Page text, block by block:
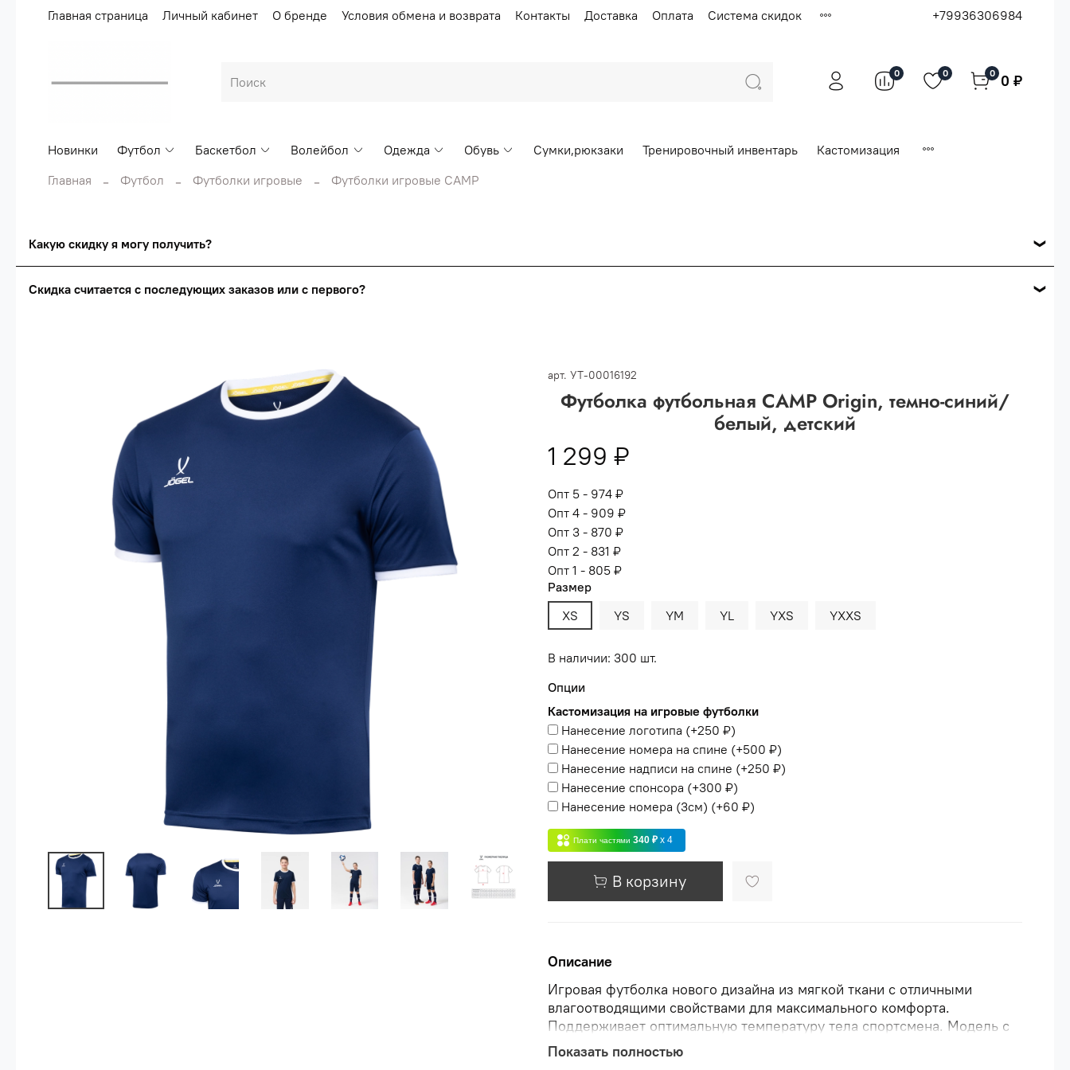
Главная страница Личный кабинет О бренде Условия обмена и возврата Контакты Доставка Оплата Система скидок +79936306984
0 0 0 0 ₽
Новинки Футбол Баскетбол Волейбол Одежда Обувь Сумки,рюкзаки Тренировочный инвентарь
Кастомизация
Главная
Футбол Футболки игровые Футболки игровые CAMP
Какую скидку я могу получить?
Опт 4(30%) - сумма всех заказов за 6 месяцев - 30.000 рублей.
Опт 3(33%) - сумма всех заказов за 6 месяцев 80.000 рублей
(36%)- сумма всех заказов за 6 месяцев 200.000 рублей.
(38%) - сумма всех заказов за 6 месяцев - 400.000 рублей.
Скидка считается с последующих заказов или с первого?
арт. УТ-00016192
Футболка футбольная CAMP Origin, темно-синий/
белый, детский
1 299 ₽
Опт 5 - 974 ₽
Опт 4 - 909 ₽
Опт 3 - 870 ₽
Опт 2 - 831 ₽
Опт 1 - 805 ₽
Размер
XS
YS YM YL YXS YXXS
В наличии: 300 шт.
Опции
Кастомизация на игровые футболки
Нанесение логотипа (+250 ₽)
Нанесение номера на спине (+500 ₽)
Нанесение надписи на спине (+250 ₽)
Нанесение спонсора (+300 ₽)
Нанесение номера (3см) (+60 ₽)
Плати частями 340 ₽ x 4
В корзину
Описание
Игровая футболка нового дизайна из мягкой ткани с отличными
влагоотводящими свойствами для максимального комфорта.
Поддерживает оптимальную температуру тела спортсмена. Модель с
прямым кроем и округлой горловиной. Изделие не линяет и не
выгорает на солнце, легко стирается, быстро высыхает и сохраняет в
Показать полностью